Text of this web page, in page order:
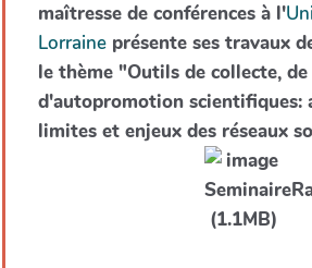
maîtresse de conférences à l'
Lorraine présente ses travaux
le thème "Outils de collecte,
d'autopromotion scientifiques:
limites et enjeux des réseaux